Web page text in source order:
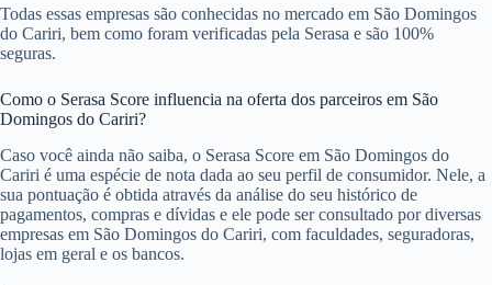
Todas essas empresas são conhecidas no mercado em São Domingos
do Cariri, bem como foram verificadas pela Serasa e são 100%
seguras.
Como o Serasa Score influencia na oferta dos parceiros em São
Domingos do Cariri?
Caso você ainda não saiba, o Serasa Score em São Domingos do
Cariri é uma espécie de nota dada ao seu perfil de consumidor. Nele, a
sua pontuação é obtida através da análise do seu histórico de
pagamentos, compras e dívidas e ele pode ser consultado por diversas
empresas em São Domingos do Cariri, com faculdades, seguradoras,
lojas em geral e os bancos.